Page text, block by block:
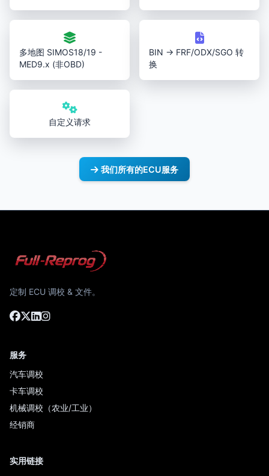
多地图 SIMOS18/19 -
MED9.x (非OBD)
BIN → FRF/ODX/SGO 转
换
自定义请求
我们所有的ECU服务
定制 ECU 调校 & 文件。
服务
汽车调校
卡车调校
机械调校（农业/工业）
经销商
实用链接